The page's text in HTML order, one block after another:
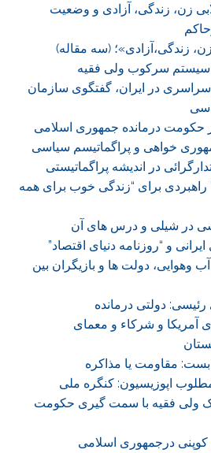
زن، زندگی، آزادی و وضعیت
زندگی،آزادی»؛ (سه مقاله)
سیستم سرکوب ولی فقیه
در ایران، گفتگوی سازمان
حکومت درمانده جمهوری اسلامی
خواهی و پراگماتیسم سیاسی
در اندیشه پراگماتیستی
برای “زندگی خوب برای همه
در شیلی و درس های آن
و “روزنامه دنیای اقتصاد”
وهوایی، دولت ها و بازیگران بین
رئیسی: دولتی درمانده
آمریکا و شرکاء و معمای
مقاومت یا مذاکره
اپوزیسیون: کنگره ملی
ولی فقیه با سمت گیری حکومت
درجمهوری اسلامی